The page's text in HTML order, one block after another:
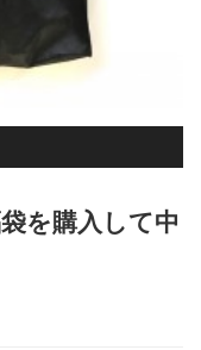
を購入して中